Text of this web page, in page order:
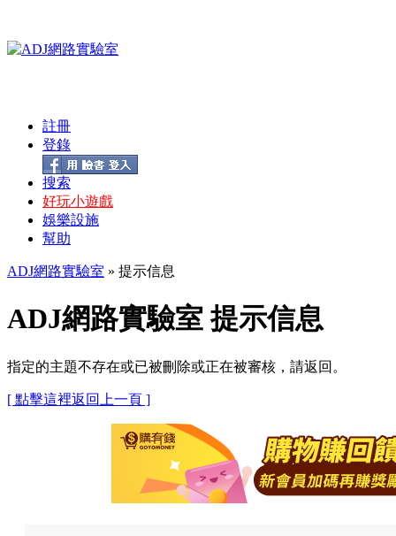
註冊
登錄
搜索
好玩小遊戲
娛樂設施
幫助
ADJ網路實驗室 » 提示信息
ADJ網路實驗室 提示信息
指定的主題不存在或已被刪除或正在被審核，請返回。
[ 點擊這裡返回上一頁 ]